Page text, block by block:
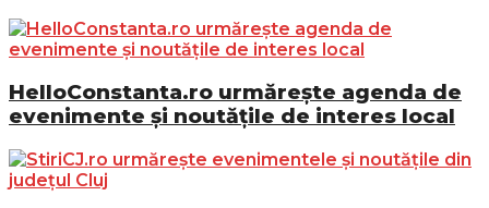
HelloConstanta.ro urmărește agenda de
evenimente și noutățile de interes local